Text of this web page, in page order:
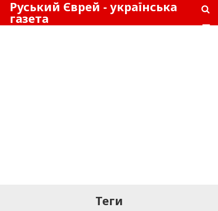
Руський Єврей - українська
газета
Теги